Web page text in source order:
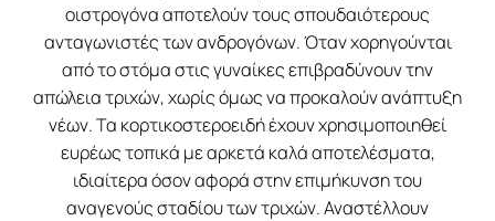
οιστρογόνα αποτελούν τους σπουδαιότερους
ανταγωνιστές των ανδρογόνων. Όταν χορηγούνται
από το στόμα στις γυναίκες επιβραδύνουν την
απώλεια τριχών, χωρίς όμως να προκαλούν ανάπτυξη
νέων. Τα κορτικοστεροειδή έχουν χρησιμοποιηθεί
ευρέως τοπικά με αρκετά καλά αποτελέσματα,
ιδιαίτερα όσον αφορά στην επιμήκυνση του
αναγενούς σταδίου των τριχών. Αναστέλλουν